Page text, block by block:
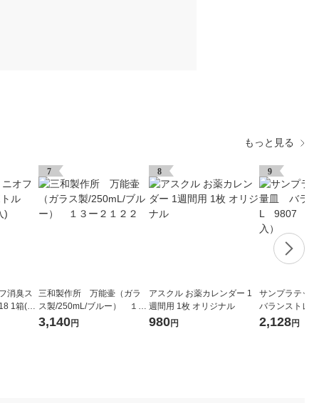
もっと見る
消臭ス
1箱(1
7
三和製作所 万能壷（ガラ
ス製/250mL/ブルー） １３
ー２１２２
3,140円
8
アスクル お薬カレンダー 1
週間用 1枚 オリジナル
980円
9
サンプラテ
バランスト
1袋（50枚入）
2,128円